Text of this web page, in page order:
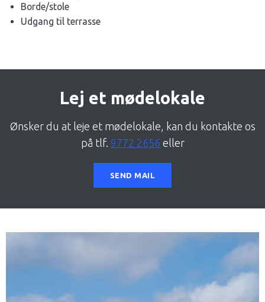
Borde/stole
Udgang til terrasse
Lej et mødelokale
Ønsker du at leje et mødelokale, kan du kontakte os
på tlf. 9772 2656 eller
SEND MAIL